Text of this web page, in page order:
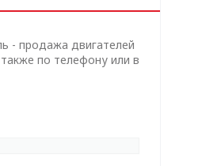
- продажа двигателей
по телефону или в